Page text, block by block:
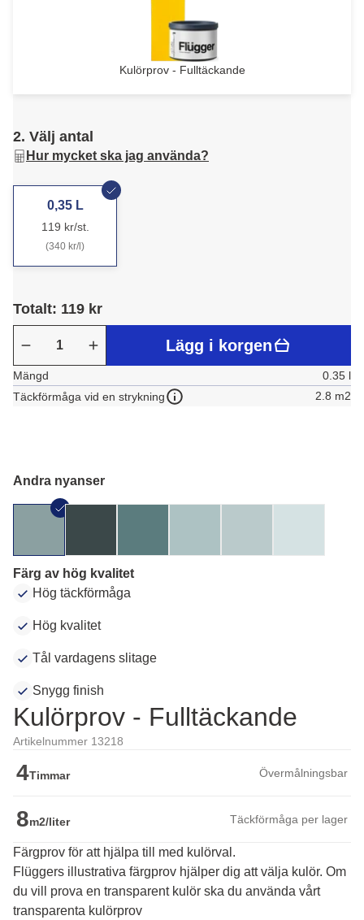
Kulörprov - Fulltäckande
2. Välj antal
Hur mycket ska jag använda?
0,35 L
119 kr/st.
(340 kr/l)
Totalt: 119 kr
Lägg i korgen
Mängd
0.35 l
Täckförmåga vid en strykning
2.8 m2
Andra nyanser
Färg av hög kvalitet
Hög täckförmåga
Hög kvalitet
Tål vardagens slitage
Snygg finish
Kulörprov - Fulltäckande
Artikelnummer 13218
4Timmar Övermålningsbar
8m2/liter Täckförmåga per lager
Färgprov för att hjälpa till med kulörval.
Flüggers illustrativa färgprov hjälper dig att välja kulör. Om
du vill prova en transparent kulör ska du använda vårt
transparenta kulörprov